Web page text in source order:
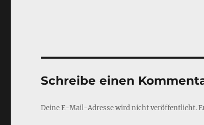
b
o
k
d
I
n
Schreibe einen
Deine E-Mail-Adresse wird nicht veröffentlicht.